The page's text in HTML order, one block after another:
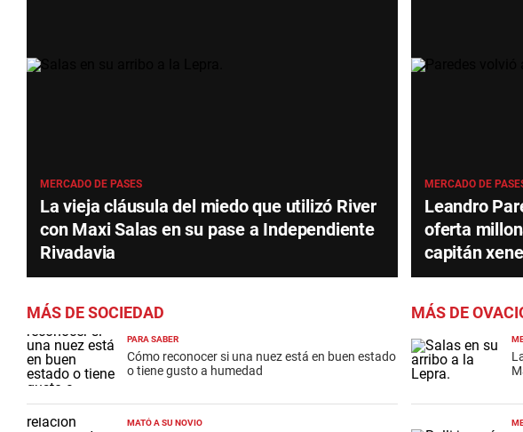
MERCADO DE PASES
La vieja cláusula del miedo que utilizó River
con Maxi Salas en su pase a Independiente
Rivadavia
MERCADO DE
Leandro
oferta
capitán
MÁS DE SOCIEDAD
PARA SABER
Cómo reconocer si una nuez está en buen estado
o tiene gusto a humedad
MATÓ A SU NOVIO
MÁS DE